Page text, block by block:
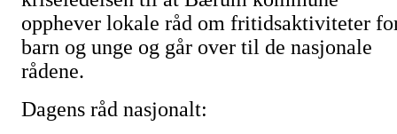
opphever lokale råd om fritidsaktiviteter
barn og unge og går over til de nasjonale
rådene.
Dagens råd nasjonalt: